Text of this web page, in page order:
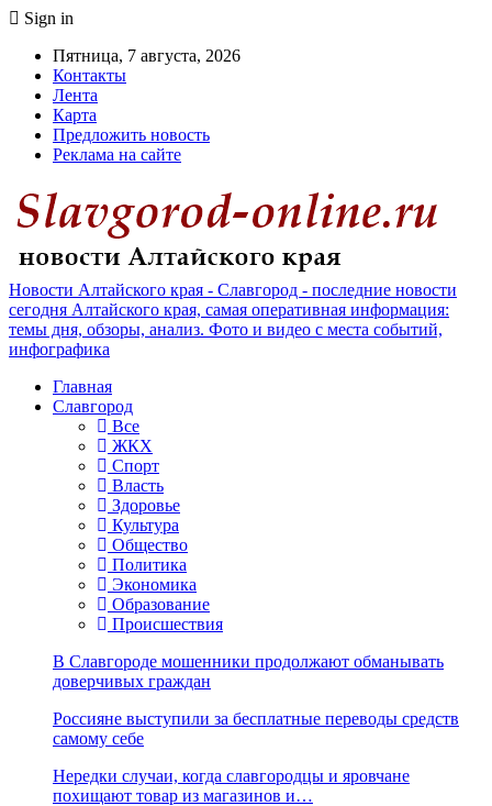
Sign in
Пятница, 7 августа, 2026
Контакты
Лента
Карта
Предложить новость
Реклама на сайте
Новости Алтайского края - Славгород - последние новости
сегодня Алтайского края, самая оперативная информация:
темы дня, обзоры, анализ. Фото и видео с места событий,
инфографика
Главная
Славгород
Все
ЖКХ
Спорт
Власть
Здоровье
Культура
Общество
Политика
Экономика
Образование
Происшествия
В Славгороде мошенники продолжают обманывать
доверчивых граждан
Россияне выступили за бесплатные переводы средств
самому себе
Нередки случаи, когда славгородцы и яровчане
похищают товар из магазинов и…